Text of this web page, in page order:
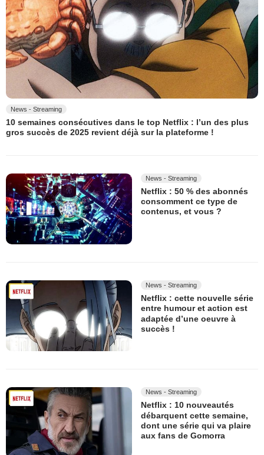
News - Streaming
10 semaines consécutives dans le top Netflix : l’un des plus
gros succès de 2025 revient déjà sur la plateforme !
News - Streaming
Netflix : 50 % des abonnés
consomment ce type de
contenus, et vous ?
News - Streaming
Netflix : cette nouvelle série
entre humour et action est
adaptée d’une oeuvre à
succès !
News - Streaming
Netflix : 10 nouveautés
débarquent cette semaine,
dont une série qui va plaire
aux fans de Gomorra